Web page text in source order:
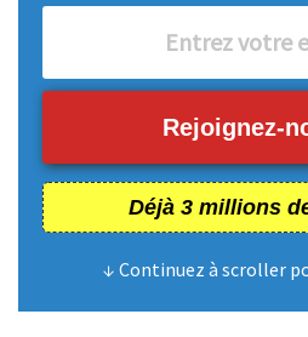
Rejoignez-
Déjà 3 millions
↓ Continuez à scroller